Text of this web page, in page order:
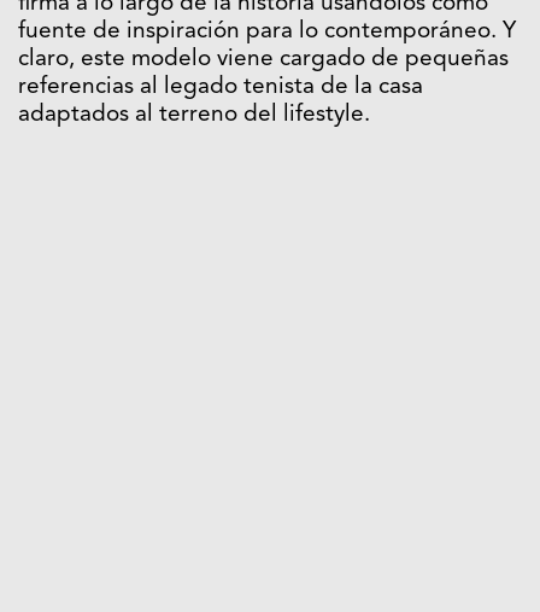
fuente de inspiración para lo contemporáneo. Y
claro, este modelo viene cargado de pequeñas
referencias al legado tenista de la casa
adaptados al terreno del lifestyle.